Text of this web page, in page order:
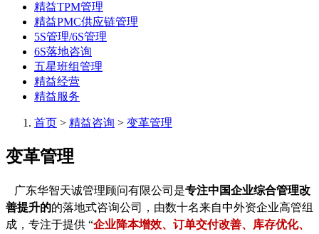
精益TPM管理
精益PMC供应链管理
5S管理/6S管理
6S落地咨询
五星班组管理
精益经营
精益服务
首页 > 精益咨询 > 变革管理
变革管理
广东华智天诚管理顾问有限公司是专注中国企业综合管理改
善提升的的落地式咨询公司，由数十名来自中外资企业高管组
成，专注于提供 “企业降本增效、订单交付改善、库存优化、